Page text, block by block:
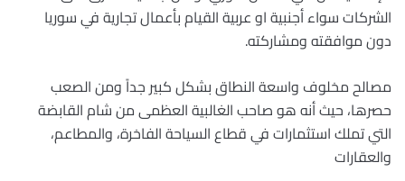
الشركات سواء أجنبية او عربية القيام بأعمال تجارية في سوريا
دون موافقته ومشاركته.
مصالح مخلوف واسعة النطاق بشكل كبير جداً ومن الصعب
حصرها، حيث أنه هو صاحب الغالبية العظمى من شام القابضة
التي تملك استثمارات في قطاع السياحة الفاخرة، والمطاعم،
والعقارات